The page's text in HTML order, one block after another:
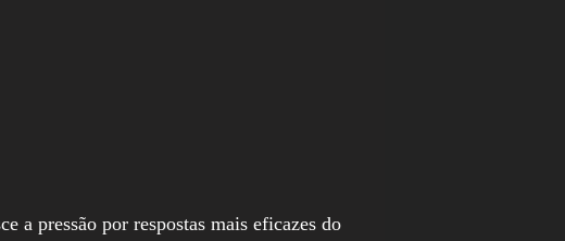
a pressão por respostas mais eficazes do